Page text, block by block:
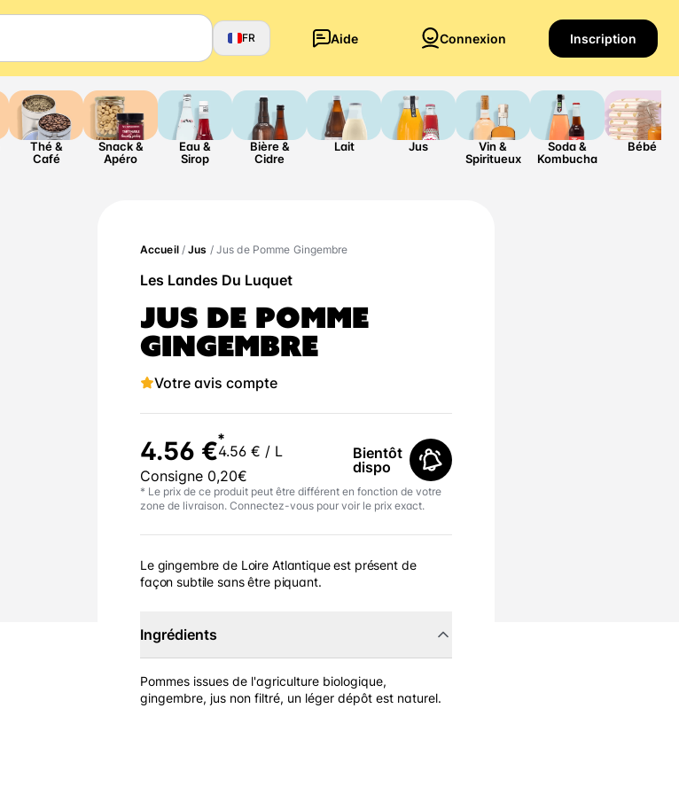
FR Aide Connexion Inscription
Thé &
Café
Snack &
Apéro
Eau &
Sirop
Bière &
Cidre
Lait Jus
Vin &
Spiritueux
Soda &
Kombucha
Bébé
Accueil/Jus / Jus de Pomme Gingembre
Les Landes Du Luquet
JUS DE POMME
GINGEMBRE
Votre avis compte
4.56 €*
4.56 € / L
Consigne 0,20€
Bientôt
dispo
* Le prix de ce produit peut être différent en fonction de votre
zone de livraison. Connectez-vous pour voir le prix exact.
Le gingembre de Loire Atlantique est présent de
façon subtile sans être piquant.
Ingrédients
Pommes issues de l'agriculture biologique,
gingembre, jus non filtré, un léger dépôt est naturel.